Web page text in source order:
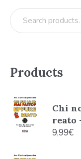
Products
Chi
reato
9,99€